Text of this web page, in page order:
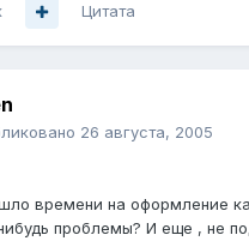
Цитата
26 августа, 2005
времени на оформление
проблемы? И еще , не